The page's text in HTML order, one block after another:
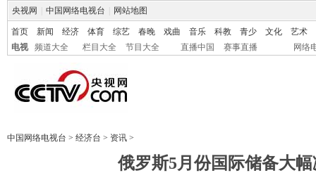
央视网 中国网络电视台 网站地图
首页 新闻 经济 体育 综艺 春晚 戏曲 音乐 科教 青少 文化
艺术
电视
频道大全 栏目大全 节目大全 直播中国 赛事直播 网络
中国网络电视台 > 经济台 > 资讯 >
俄罗斯5月份国际储备大